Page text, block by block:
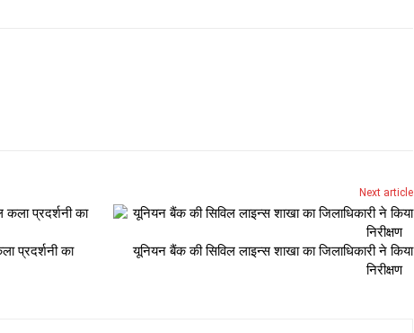
प्रदर्शनी का
Next article
यूनियन बैंक की सिविल लाइन्स शाखा का जिलाधिकारी ने किया
निरीक्षण